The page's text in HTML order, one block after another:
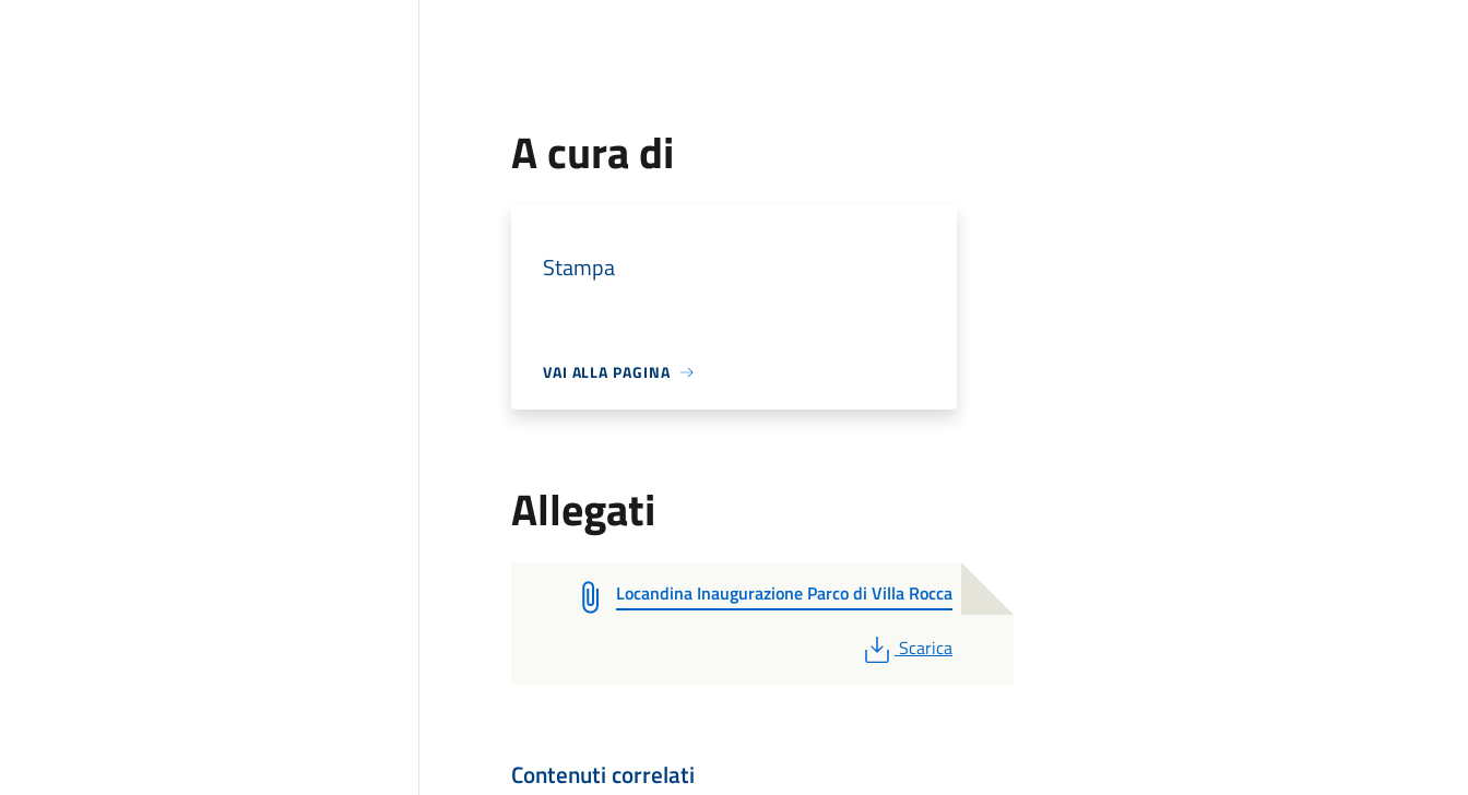
A cura di
Stampa
VAI ALLA PAGINA
Allegati
Locandina Inaugurazione Parco di Villa Rocca
PDF
Scarica
Contenuti correlati